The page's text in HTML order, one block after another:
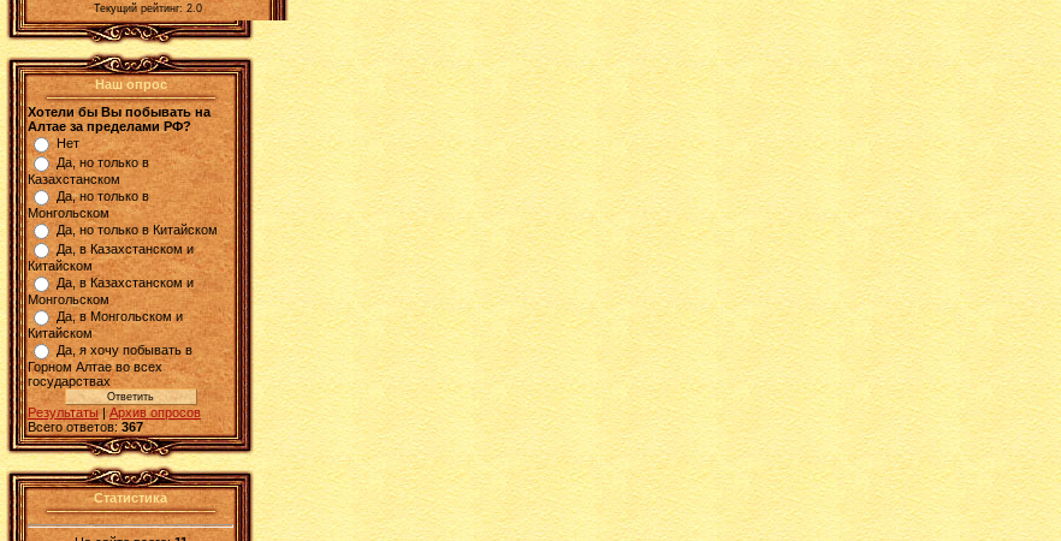
Текущий рейтинг: 2.0
Наш опрос
Хотели бы Вы побывать на
Алтае за пределами РФ?
Нет
Да, но только в
Казахстанском
Да, но только в
Монгольском
Да, но только в Китайском
Да, в Казахстанском и
Китайском
Да, в Казахстанском и
Монгольском
Да, в Монгольском и
Китайском
Да, я хочу побывать в
Горном Алтае во всех
государствах
Результаты |Архив опросов
Всего ответов: 367
Статистика